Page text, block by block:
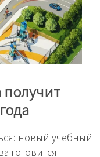
новый учебный
готовится